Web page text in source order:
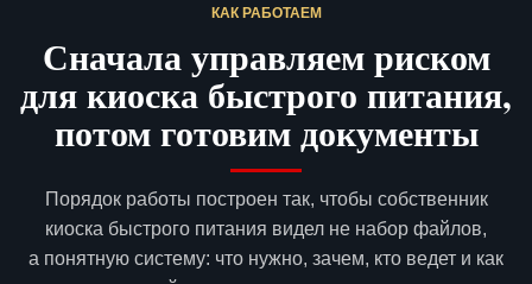
КАК РАБОТАЕМ
Сначала управляем риском
для киоска быстрого питания,
потом готовим документы
Порядок работы построен так, чтобы собственник
киоска быстрого питания видел не набор файлов,
а понятную систему: что нужно, зачем, кто ведет и как